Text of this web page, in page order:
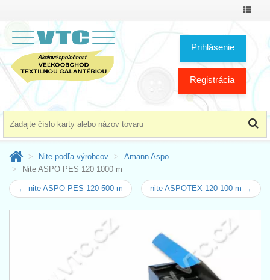
Prepnúť
Prihlásenie
Registrácia
Nite podľa výrobcov
Amann Aspo
Nite ASPO PES 120 1000 m
← nite ASPO PES 120 500 m nite ASPOTEX 120 100 m →